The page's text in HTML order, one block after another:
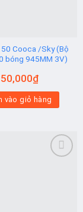
Cooca /Sky (Bộ
bóng 945MM 3V)
₫
vào giỏ hàng